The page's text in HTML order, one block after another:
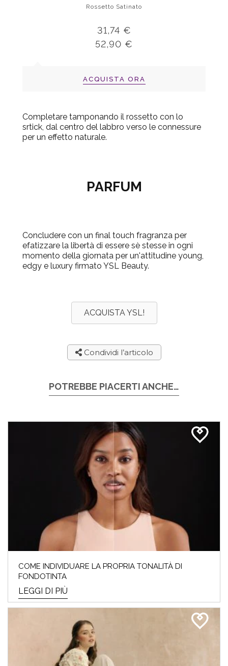
Rossetto Satinato
31,74 €
52,90 €
ACQUISTA ORA
Completare tamponando il rossetto con lo
srtick, dal centro del labbro verso le connessure
per un effetto naturale.
PARFUM
Concludere con un final touch fragranza per
efatizzare la libertà di essere sè stesse in ogni
momento della giornata per un'attitudine young,
edgy e luxury firmato YSL Beauty.
ACQUISTA YSL!
Condividi l’articolo
POTREBBE PIACERTI ANCHE…
COME INDIVIDUARE LA PROPRIA TONALITÀ DI
FONDOTINTA
LEGGI DI PIÙ